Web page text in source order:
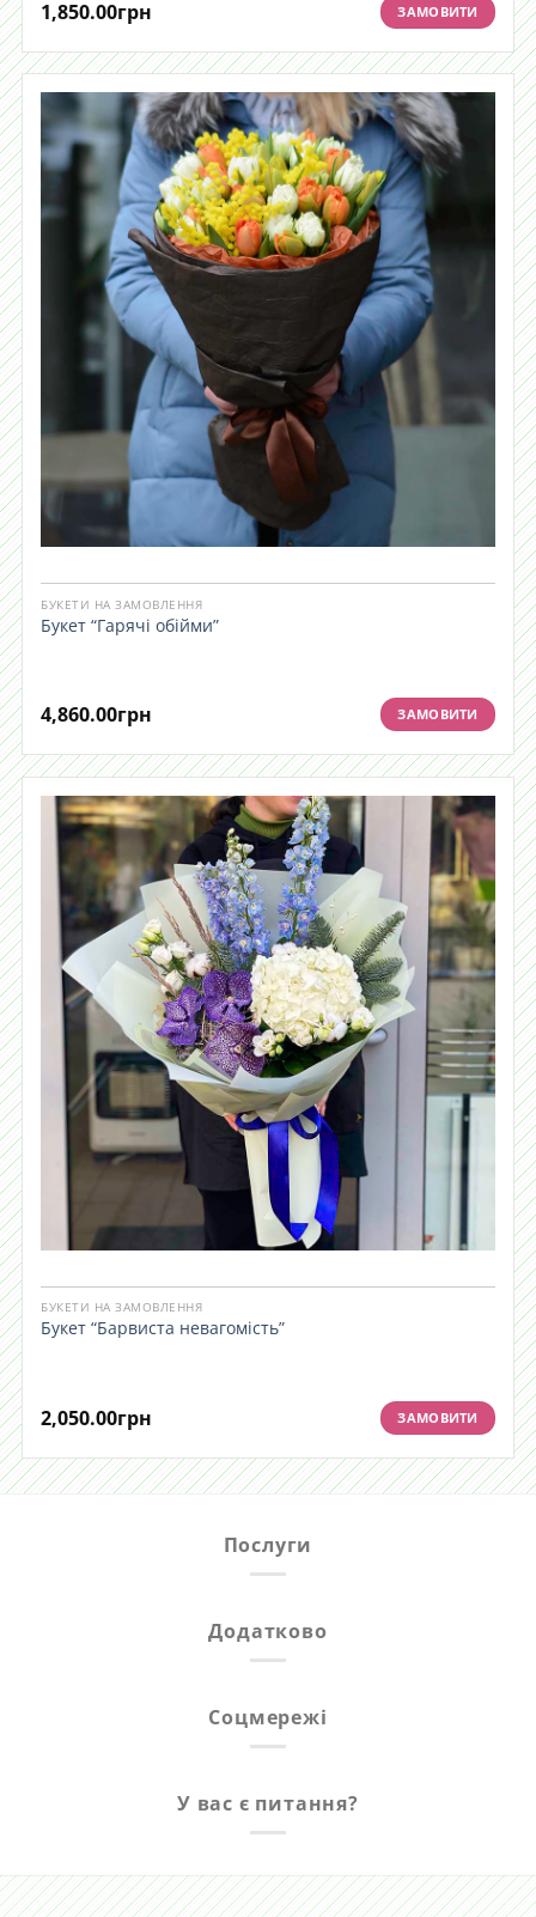
1,850.00грн ЗАМОВИТИ
БУКЕТИ НА ЗАМОВЛЕННЯ
Букет “Гарячі обійми”
4,860.00грн ЗАМОВИТИ
БУКЕТИ НА ЗАМОВЛЕННЯ
Букет “Барвиста невагомість”
2,050.00грн ЗАМОВИТИ
Послуги
Додатково
Соцмережі
У вас є питання?